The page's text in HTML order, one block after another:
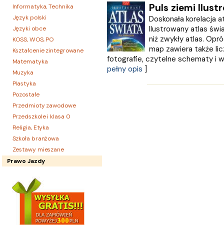
Informatyka, Technika
Język polski
Języki obce
KOSS, WOS, PO
Kształcenie zintegrowane
Matematyka
Muzyka
Plastyka
Pozostałe
Przedmioty zawodowe
Przedszkole i klasa 0
Religia, Etyka
Szkoła branżowa
Zestawy mieszane
Prawo Jazdy
Puls ziemi
Doskonała korelacja
Ilustrowany atlas
niż zwykły atlas.
map zawiera także
fotografie, czytelne schematy i
pełny opis ]